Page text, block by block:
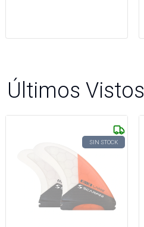
Últimos Vistos
SIN STOCK